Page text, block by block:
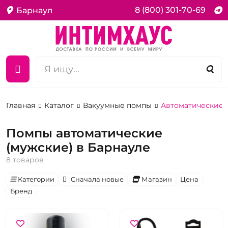
Барнаул 8 (800) 301-70-69
Главная Каталог Вакуумные помпы Автоматические
Помпы автоматические
(мужские) в Барнауле
8 товаров
Категории Сначала новые Магазин
Цена
Бренд